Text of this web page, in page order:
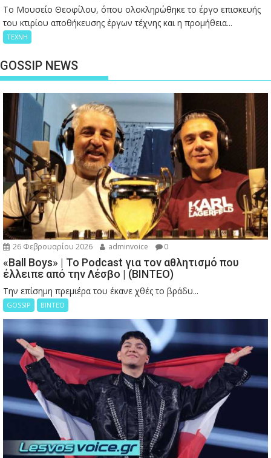
Το Μουσείο Θεοφίλου, όπου ολοκληρώθηκε το έργο επισκευής
του κτιρίου αποθήκευσης έργων τέχνης και η προμήθεια...
ΤΕΧΝΗ
GOSSIP NEWS
26 Φεβρουαρίου 2026 adminvoice 0
«Ball Boys» | Το Podcast για τον αθλητισμό που
έλλειπε από την Λέσβο | (ΒΙΝΤΕΟ)
Την επίσημη πρεμιέρα του έκανε χθές το βράδυ...
GOSSIP ΒΙΝΤΕΟ